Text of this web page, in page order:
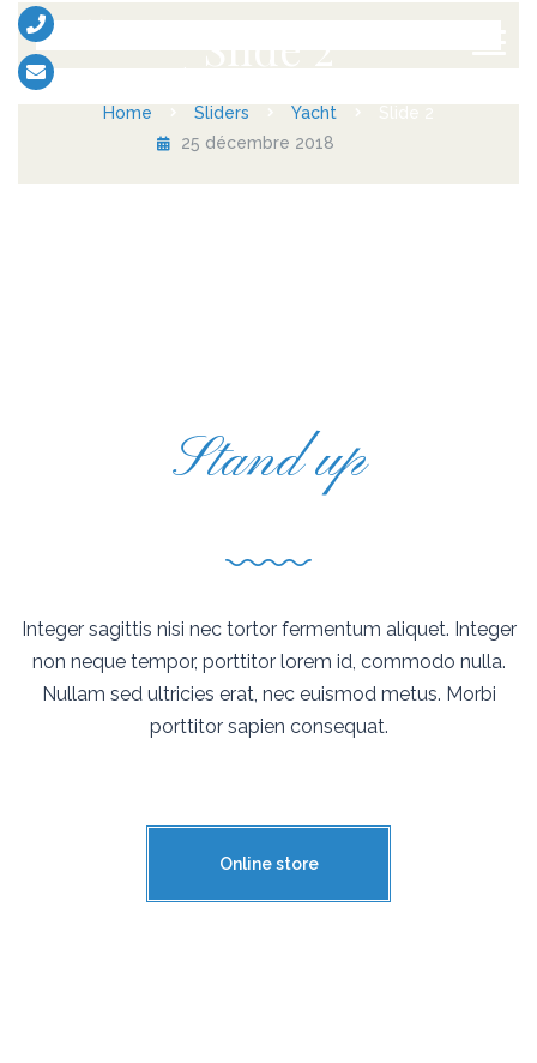
Home Sliders Yacht
25 décembre 2018
Stand up
Integer sagittis nisi nec tortor fermentum aliquet. Integer
non neque tempor, porttitor lorem id, commodo nulla.
Nullam sed ultricies erat, nec euismod metus. Morbi
porttitor sapien consequat.
Online store